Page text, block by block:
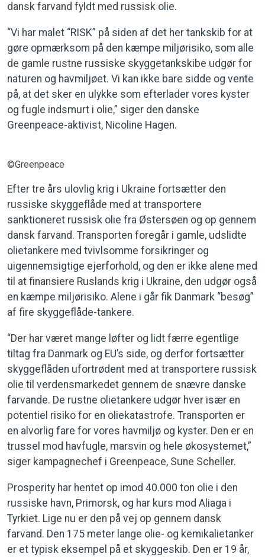
dansk farvand fyldt med russisk olie.
“Vi har malet “RISK” på siden af det her tankskib for at
gøre opmærksom på den kæmpe miljørisiko, som alle
de gamle rustne russiske skyggetankskibe udgør for
naturen og havmiljøet. Vi kan ikke bare sidde og vente
på, at det sker en ulykke som efterlader vores kyster
og fugle indsmurt i olie,” siger den danske
Greenpeace-aktivist, Nicoline Hagen.
©Greenpeace
Efter tre års ulovlig krig i Ukraine fortsætter den
russiske skyggeflåde med at transportere
sanktioneret russisk olie fra Østersøen og op gennem
dansk farvand. Transporten foregår i gamle, udslidte
olietankere med tvivlsomme forsikringer og
uigennemsigtige ejerforhold, og den er ikke alene med
til at finansiere Ruslands krig i Ukraine, den udgør også
en kæmpe miljørisiko. Alene i går fik Danmark “besøg”
af fire skyggeflåde-tankere.
“Der har været mange løfter og lidt færre egentlige
tiltag fra Danmark og EU’s side, og derfor fortsætter
skyggeflåden ufortrødent med at transportere russisk
olie til verdensmarkedet gennem de snævre danske
farvande. De rustne olietankere udgør hver især en
potentiel risiko for en oliekatastrofe. Transporten er
en alvorlig fare for vores havmiljø og kyster. Den er en
trussel mod havfugle, marsvin og hele økosystemet,”
siger kampagnechef i Greenpeace, Sune Scheller.
Prosperity har hentet op imod 40.000 ton olie i den
russiske havn, Primorsk, og har kurs mod Aliaga i
Tyrkiet. Lige nu er den på vej op gennem dansk
farvand. Den 175 meter lange olie- og kemikalietanker
er et typisk eksempel på et skyggeskib. Den er 19 år,